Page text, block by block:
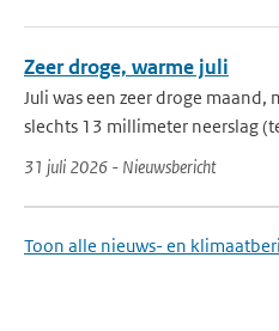
Zeer droge, warme juli
Juli was een zeer droge
slechts 13 millimeter neerslag
31 juli 2026 - Nieuwsbericht
Toon alle nieuws- en